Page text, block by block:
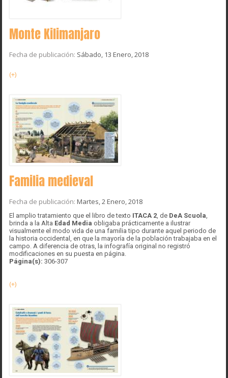
Monte Kilimanjaro
Fecha de publicación: Sábado, 13 Enero, 2018
(+)
Familia medieval
Fecha de publicación:Martes, 2 Enero, 2018
El amplio tratamiento que el libro de texto ITACA 2, de DeA Scuola,
brinda a la Alta Edad Media obligaba prácticamente a ilustrar
visualmente el modo vida de una familia tipo durante aquel periodo de
la historia occidental, en que la mayoría de la población trabajaba en el
campo. A diferencia de otras, la infografía original no registró
modificaciones en su puesta en página.
Página(s):306-307
(+)